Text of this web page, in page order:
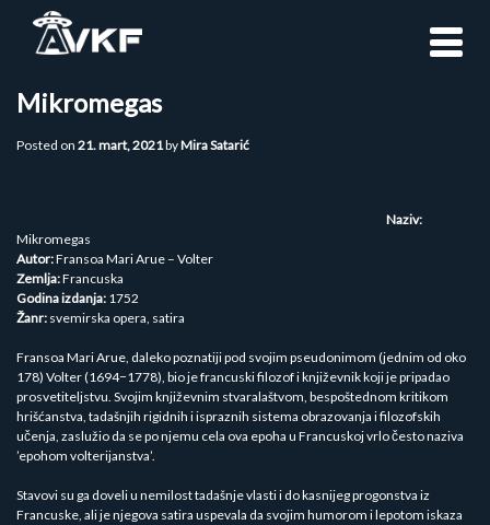
content
Mikromegas
Posted on 21. mart, 2021byMira Satarić
Naziv:
Mikromegas
Autor:Fransoa Mari Arue – Volter
Zemlja:Francuska
Godina izdanja: 1752
Žanr: svemirska opera, satira
Fransoa Mari Arue, daleko poznatiji pod svojim pseudonimom (jednim od oko
178) Volter (1694−1778), bio je francuski filozof i književnik koji je pripadao
prosvetiteljstvu. Svojim književnim stvaralaštvom, bespoštednom kritikom
hrišćanstva, tadašnjih rigidnih i ispraznih sistema obrazovanja i filozofskih
učenja, zaslužio da se po njemu cela ova epoha u Francuskoj vrlo često naziva
’epohom volterijanstva’.
Stavovi su ga doveli u nemilost tadašnje vlasti i do kasnijeg progonstva iz
Francuske, ali je njegova satira uspevala da svojim humorom i lepotom iskaza